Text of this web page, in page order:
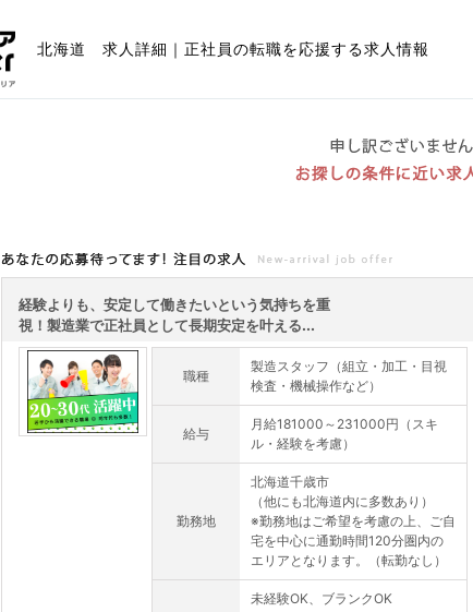
北海道 求人詳細｜正社員の転職を応援する求人情報
あなたの応募待ってます!注目の求人
経験よりも、安定して働きたいという気持ちを重
視！製造業で正社員として長期安定を叶える...
職種
製造スタッフ（組立・加工・目視
検査・機械操作など）
給与
月給181000～231000円（スキ
ル・経験を考慮）
勤務地
北海道千歳市
（他にも北海道内に多数あり）
※勤務地はご希望を考慮の上、ご自
宅を中心に通勤時間120分圏内の
エリアとなります。（転勤なし）
未経験OK、ブランクOK